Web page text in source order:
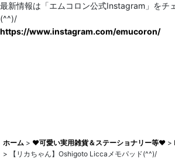
最新情報は「エムコロン公式Instagram」をチ
(^^)/
https://www.instagram.com/emucoron/
ホーム > ♥可愛い実用雑貨＆ステーショナリー等♥ >
>
【リカちゃん】Oshigoto Liccaメモパッド(^^)/